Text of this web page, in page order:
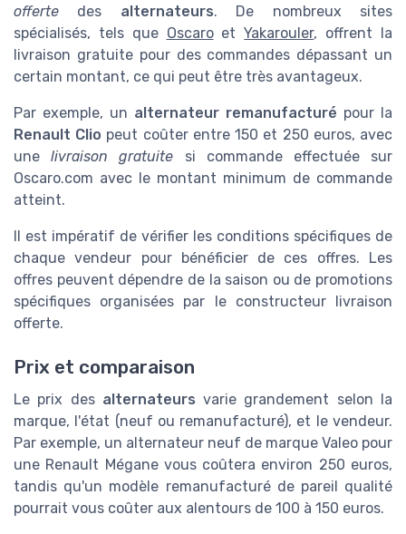
offerte des alternateurs. De nombreux sites
spécialisés, tels que OscaroetYakarouler, offrent la
livraison gratuite pour des commandes dépassant un
certain montant, ce qui peut être très avantageux.
Par exemple, un alternateur remanufacturé pour la
Renault Clio peut coûter entre 150 et 250 euros, avec
unelivraison gratuite si commande effectuée sur
Oscaro.com avec le montant minimum de commande
atteint.
Il est impératif de vérifier les conditions spécifiques de
chaque vendeur pour bénéficier de ces offres. Les
offres peuvent dépendre de la saison ou de promotions
spécifiques organisées par le constructeur livraison
offerte.
Prix et comparaison
Le prix des alternateurs varie grandement selon la
marque, l'état (neuf ou remanufacturé), et le vendeur.
Par exemple, un alternateur neuf de marque Valeo pour
une Renault Mégane vous coûtera environ 250 euros,
tandis qu'un modèle remanufacturé de pareil qualité
pourrait vous coûter aux alentours de 100 à 150 euros.